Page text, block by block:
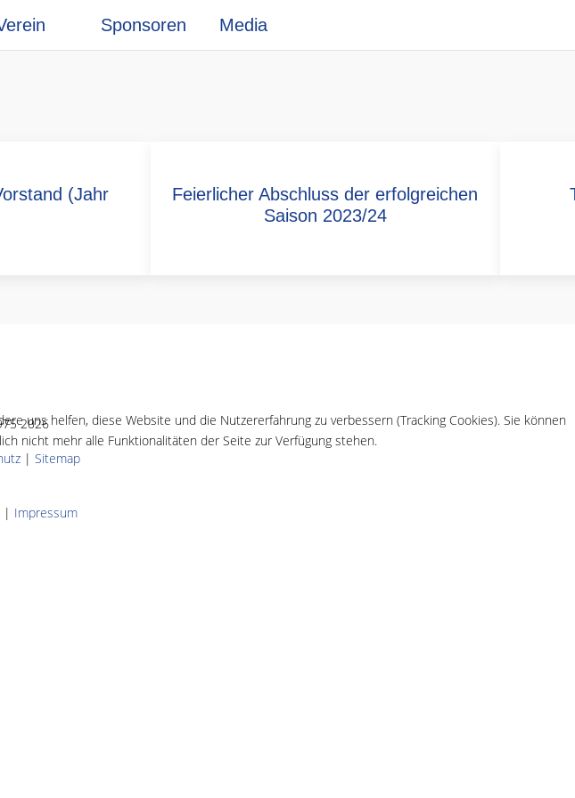
Sponsoren Media
(Jahr
Feierlicher Abschluss der erfolgreichen
Saison 2023/24
2026
| Sitemap
uns helfen, diese Website und die Nutzererfahrung zu verbessern (Tracking Cookies). Sie können
nicht mehr alle Funktionalitäten der Seite zur Verfügung stehen.
| Impressum